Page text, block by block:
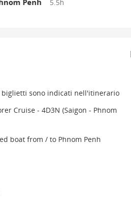
Penh 5.5h
sono indicati nell'itinerario
Cruise - 4D3N (Saigon - Phnom
boat from / to Phnom Penh